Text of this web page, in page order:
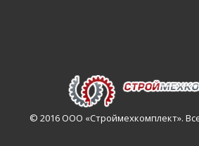
© 2016 ООО «Строймехкомплект».